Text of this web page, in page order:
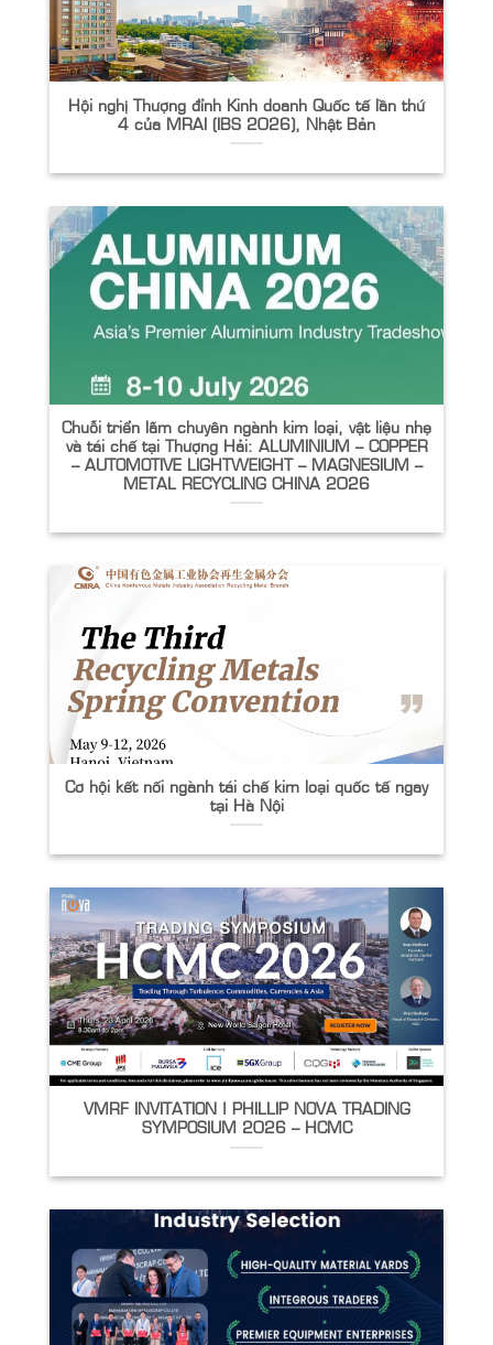
Hội nghị Thượng đỉnh Kinh doanh Quốc tế lần thứ
4 của MRAI (IBS 2026), Nhật Bản
Chuỗi triển lãm chuyên ngành kim loại, vật liệu nhẹ
và tái chế tại Thượng Hải: ALUMINIUM – COPPER
– AUTOMOTIVE LIGHTWEIGHT – MAGNESIUM –
METAL RECYCLING CHINA 2026
Cơ hội kết nối ngành tái chế kim loại quốc tế ngay
tại Hà Nội
VMRF INVITATION | PHILLIP NOVA TRADING
SYMPOSIUM 2026 – HCMC